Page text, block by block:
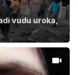
vudu uroka,